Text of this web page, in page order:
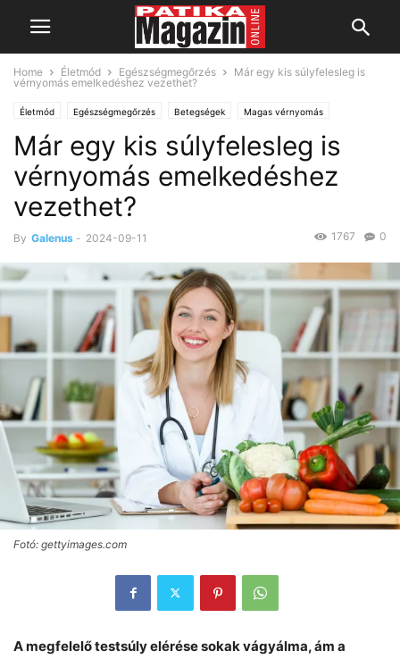
Home Életmód Egészségmegőrzés
Már egy kis súlyfelesleg is
vérnyomás emelkedéshez vezethet?
Életmód Egészségmegőrzés Betegségek Magas vérnyomás
Szív- és érrendszeri megbetegedések Táplálkozás
Már egy kis súlyfelesleg is
vérnyomás emelkedéshez
vezethet?
By Galenus - 2024-09-11 0
1767
Fotó: gettyimages.com
A megfelelő testsúly elérése sokak vágyálma, ám a